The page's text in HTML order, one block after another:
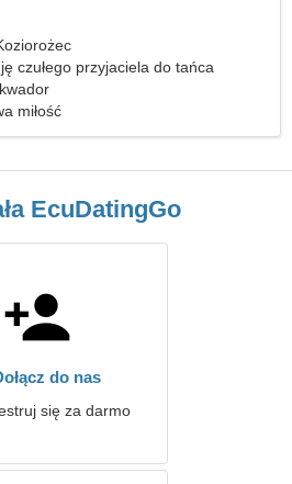
czułego przyjaciela do tańca
miłość
EcuDatingGo
do nas
się za darmo